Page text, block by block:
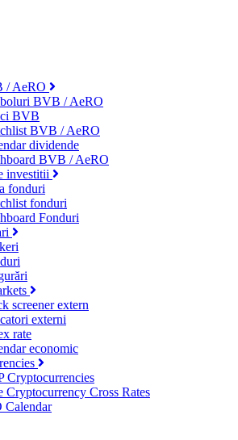
/ AeRO
BVB / AeRO
BVB
BVB / AeRO
dividende
BVB / AeRO
investitii
fonduri
fonduri
Fonduri
screener extern
externi
rate
economic
Cryptocurrencies
Cryptocurrency Cross Rates
Calendar